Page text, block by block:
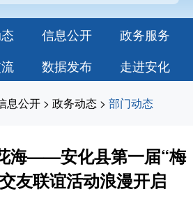
信息公开
政务服务
数据发布 走进安化
息公开 > 政务动态 > 部门动态
海——安化县第一届“梅
友联谊活动浪漫开启